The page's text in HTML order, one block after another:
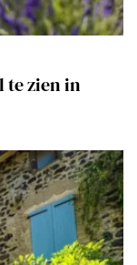
te zien in